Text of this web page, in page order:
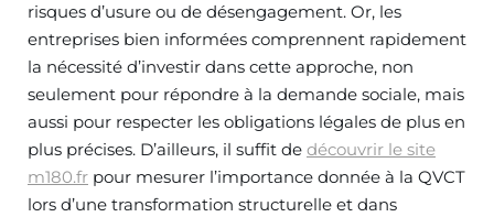
risques d’usure ou de désengagement. Or, les
entreprises bien informées comprennent rapidement
la nécessité d’investir dans cette approche, non
seulement pour répondre à la demande sociale, mais
aussi pour respecter les obligations légales de plus en
plus précises. D’ailleurs, il suffit de découvrir le site
m180.fr pour mesurer l’importance donnée à la QVCT
lors d’une transformation structurelle et dans